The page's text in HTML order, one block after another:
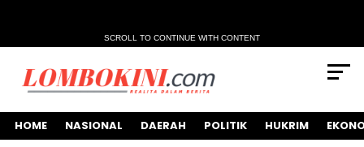
SCROLL TO CONTINUE WITH CONTENT
HOME NASIONAL DAERAH POLITIK HUKRIM